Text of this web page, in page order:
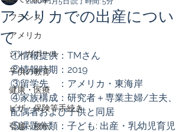
フランス
アメリカ
シンガポール
子供の教育
健康・医療
ビザ・保険等手続き
引越・移転
アメリカでの出産につい
て
①情報提供：TMさん
②情報時期：2019
③留学先　：アメリカ・東海岸
④家族構成：研究者＋専業主婦/主夫、
配偶者および子供と同居
⑤課題分類：子ども: 出産・乳幼児育児